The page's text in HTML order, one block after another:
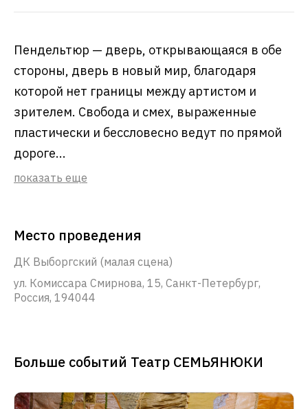
Пендельтюр — дверь, открывающаяся в обе
стороны, дверь в новый мир, благодаря
которой нет границы между артистом и
зрителем. Свобода и смех, выраженные
пластически и бессловесно ведут по прямой
дороге...
показать еще
Место проведения
ДК Выборгский (малая сцена)
ул. Комиссара Смирнова, 15, Санкт-Петербург,
Россия, 194044
Больше событий Театр СЕМЬЯНЮКИ